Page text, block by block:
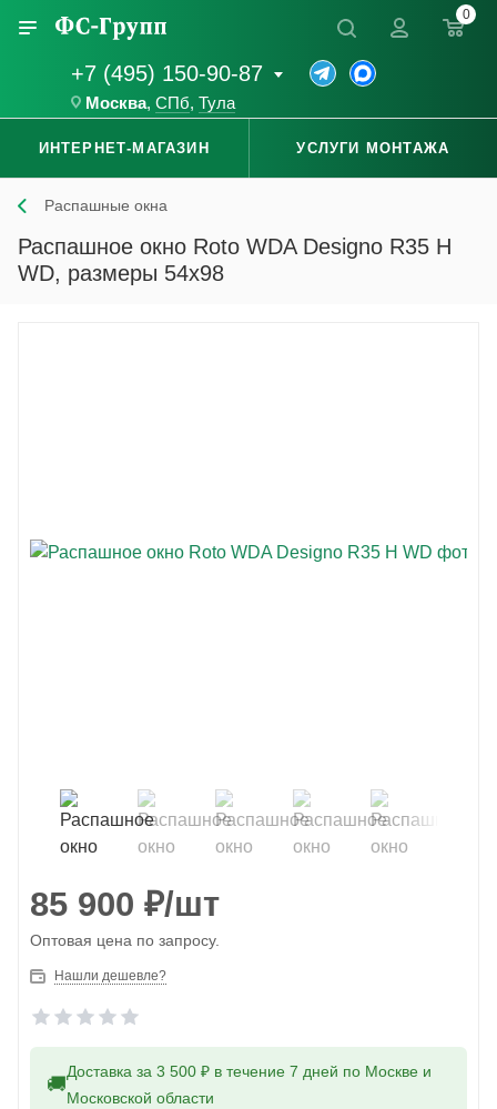
+7 (495) 150-90-87
Москва, СПб, Тула
0
ИНТЕРНЕТ-МАГАЗИН УСЛУГИ МОНТАЖА
Распашные окна
Распашное окно Roto WDA Designo R35 H
WD, размеры 54x98
85 900 ₽/шт
Оптовая цена по запросу.
Нашли дешевле?
🚚
Доставка за 3 500 ₽ в течение 7 дней по Москве и
Московской области